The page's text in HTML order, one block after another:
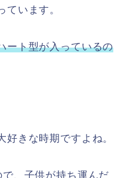
ています。
ート型が入っているの
きな時期ですよね。
、子供が持ち運んだ